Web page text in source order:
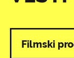
Svi
Filmski